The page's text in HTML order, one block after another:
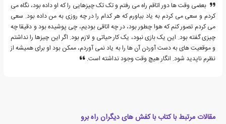
بعضی وقت ها دور اتاقم راه می رفتم و تک تک چیزهایی را که او داده بود، نگاه می
کردم و سعی می کردم به یاد بیاورم که هر کدام را در چه روزی به من داده بود. سعی
می کردم تصور کنم که هوا چطور بود، در چه اتاقی بودیم، چی پوشیده بود و دقیقا چه
چیزی گفته بود. این یک بازی نبود، یک کار حیاتی و لازم بود. اگر این چیزها را نداشتم
و موقعیت های به دست آوردن آن ها را به یاد نمی آوردم، ممکن بود او برای همیشه از
نظرم ناپدید شود. انگار هیچ وقت وجود نداشته است.
مقالات مرتبط با کتاب با کفش های دیگران راه برو